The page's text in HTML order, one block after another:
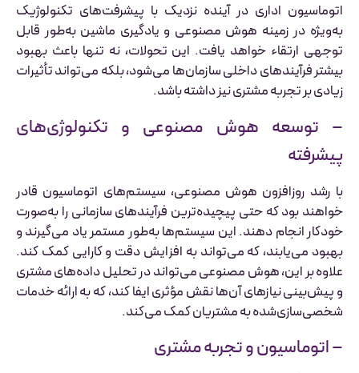
اتوماسیون اداری در آینده نزدیک با پیشرفت‌های تکنولوژیک
به‌ویژه در زمینه هوش مصنوعی و یادگیری ماشین به‌طور قابل
توجهی ارتقاء خواهد یافت. این تحولات، نه تنها باعث بهبود
بیشتر فرآیندهای داخلی سازمان‌ها می‌شود، بلکه می‌تواند تأثیرات
زیادی بر تجربه مشتری نیز داشته باشد.
– توسعه هوش مصنوعی و تکنولوژی‌های
پیشرفته
با رشد روزافزون هوش مصنوعی، سیستم‌های اتوماسیون قادر
خواهند بود که حتی پیچیده‌ترین فرآیندهای سازمانی را به‌صورت
خودکار انجام دهند. این سیستم‌ها به‌طور مستمر یاد می‌گیرند و
بهبود می‌یابند، که می‌تواند به افزایش دقت و کارایی کمک کند.
علاوه بر این، هوش مصنوعی می‌تواند در تحلیل داده‌های مشتری
و پیش‌بینی نیازهای آن‌ها نقش مؤثری ایفا کند، که به ارائه خدمات
شخصی‌سازی‌شده به مشتریان کمک می‌کند.
– اتوماسیون و تجربه مشتری